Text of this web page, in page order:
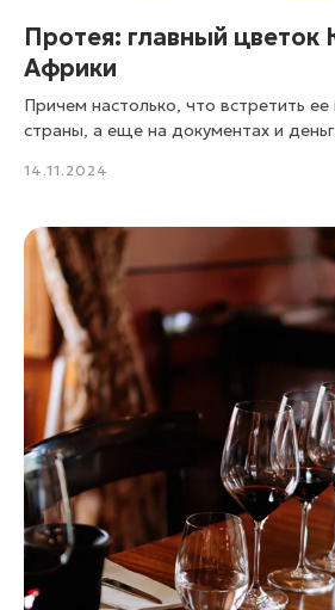
Протея: главный
Африки
Причем настолько, что встретить
страны, а еще на документах и
14.11.2024